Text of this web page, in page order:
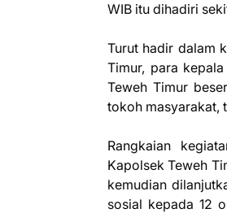
WIB itu dihadiri
Turut hadir dalam
Timur, para
Teweh Timur
tokoh masyarakat,
Rangkaian
Kapolsek Teweh
kemudian
sosial kepada 12